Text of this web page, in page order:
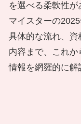
を選べる柔軟性
マイスターの
具体的な流れ、
内容まで、これ
情報を網羅的に解